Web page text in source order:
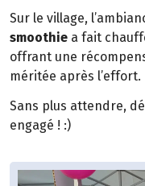
Sur le village,
smoothie a fait
offrant une
méritée après l’effort.
Sans plus attendre,
engagé ! :)